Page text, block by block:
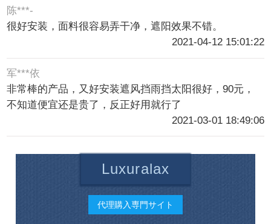
陈***-
很好安装，面料很容易弄干净，遮阳效果不错。
2021-04-12 15:01:22
军***依
非常棒的产品，又好安装遮风挡雨挡太阳很好，90元，
不知道便宜还是贵了，反正好用就行了
2021-03-01 18:49:06
Luxuralax
代理購入専門サイト